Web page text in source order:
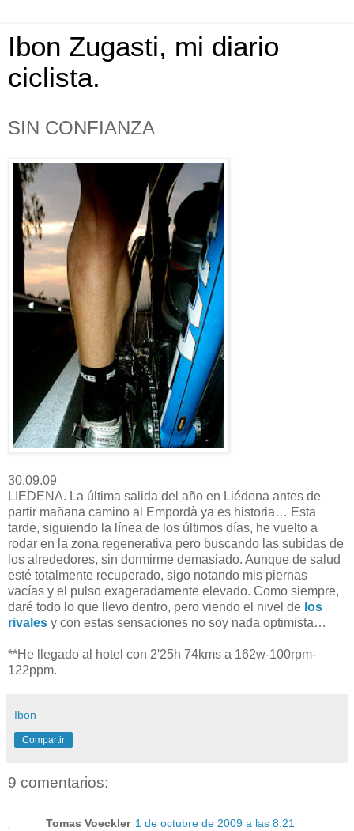
Ibon Zugasti, mi diario
ciclista.
SIN CONFIANZA
30.09.09
LIEDENA. La última salida del año en Liédena antes de
partir mañana camino al Empordà ya es historia… Esta
tarde, siguiendo la línea de los últimos días, he vuelto a
rodar en la zona regenerativa pero buscando las subidas de
los alrededores, sin dormirme demasiado. Aunque de salud
esté totalmente recuperado, sigo notando mis piernas
vacías y el pulso exageradamente elevado. Como siempre,
daré todo lo que llevo dentro, pero viendo el nivel de los
rivales y con estas sensaciones no soy nada optimista…
**He llegado al hotel con 2'25h 74kms a 162w-100rpm-
122ppm.
Ibon
Compartir
9 comentarios:
Tomas Voeckler 1 de octubre de 2009 a las 8:21